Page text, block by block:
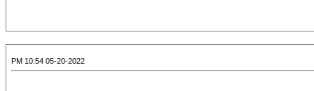
05-20-2022 10:54 PM